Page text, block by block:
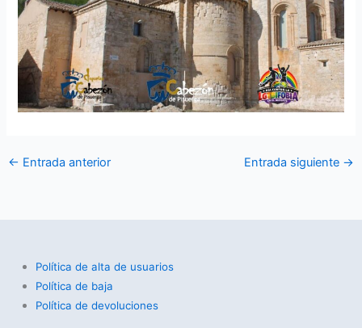
← Entrada anterior Entrada siguiente →
Política de alta de usuarios
Política de baja
Política de devoluciones